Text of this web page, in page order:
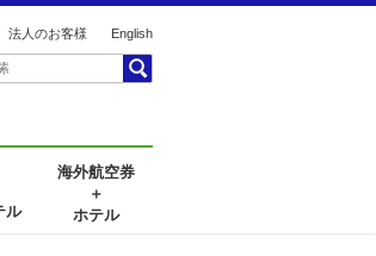
法人のお客様 English
ル
海外航空券
＋
ホテル